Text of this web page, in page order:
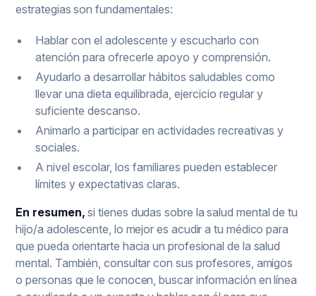
estrategias son fundamentales:
Hablar con el adolescente y escucharlo con
atención para ofrecerle apoyo y comprensión.
Ayudarlo a desarrollar hábitos saludables como
llevar una dieta equilibrada, ejercicio regular y
suficiente descanso.
Animarlo a participar en actividades recreativas y
sociales.
A nivel escolar, los familiares pueden establecer
límites y expectativas claras.
En resumen, si tienes dudas sobre la salud mental de tu
hijo/a adolescente, lo mejor es acudir a tu médico para
que pueda orientarte hacia un profesional de la salud
mental. También, consultar con sus profesores, amigos
o personas que le conocen, buscar información en línea